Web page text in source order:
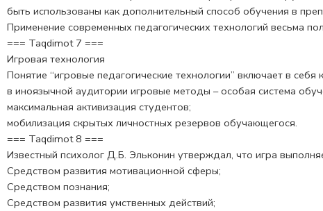
быть использованы как дополнительный способ обучения в
Применение современных педагогических технологий весьма
=== Taqdimot 7 ===
Игровая технология
Понятие “игровые педагогические технологии” включает в
в иноязычной аудитории игровые методы – особая система
максимальная активизация студентов;
мобилизация скрытых личностных резервов обучающегося.
=== Taqdimot 8 ===
Известный психолог Д.Б. Эльконин утверждал, что игра
Средством развития мотивационной сферы;
Средством познания;
Средством развития умственных действий;